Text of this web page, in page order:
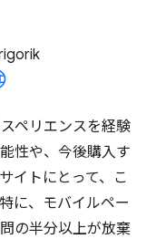
ペリエンスを経験
性や、今後購入す
イトにとって、こ
に、モバイルペー
の半分以上が放棄